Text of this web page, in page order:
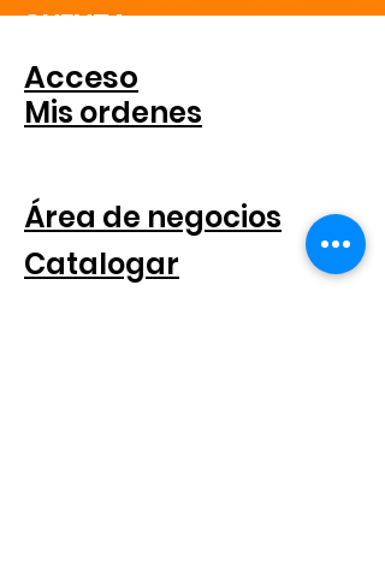
CUENTA
Acceso
Mis ordenes
Área de negocios
Catalogar